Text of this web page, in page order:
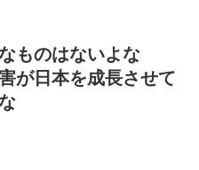
ものはないよな
が日本を成長させて